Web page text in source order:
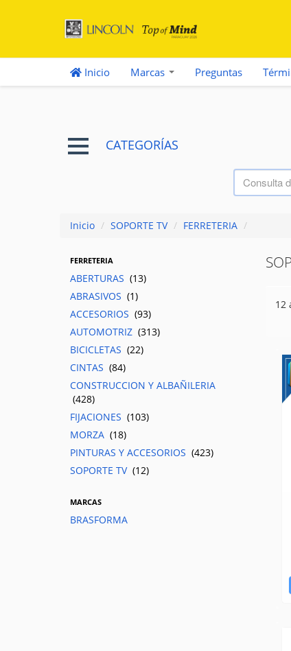
Inicio Marcas Preguntas
CATEGORÍAS
Inicio / SOPORTE TV / FERRETERIA /
FERRETERIA
ABERTURAS (13)
ABRASIVOS (1)
ACCESORIOS (93)
AUTOMOTRIZ (313)
BICICLETAS (22)
CINTAS (84)
CONSTRUCCION Y ALBAÑILERIA
(428)
FIJACIONES (103)
MORZA (18)
PINTURAS Y ACCESORIOS (423)
SOPORTE TV (12)
MARCAS
BRASFORMA
12